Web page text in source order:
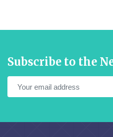
Subscribe to the